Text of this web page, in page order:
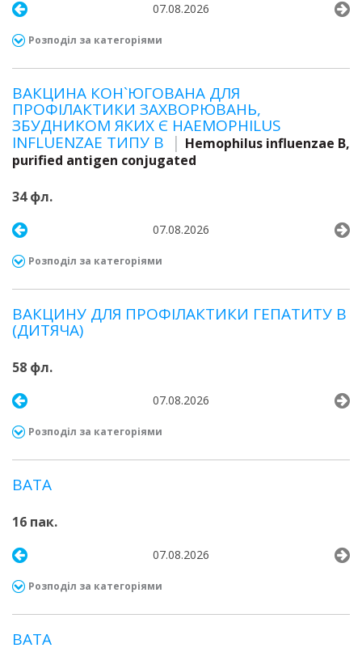
07.08.2026
Розподіл за категоріями
ВАКЦИНА КОН`ЮГОВАНА ДЛЯ
ПРОФІЛАКТИКИ ЗАХВОРЮВАНЬ,
ЗБУДНИКОМ ЯКИХ Є HAEMOPHILUS
INFLUENZAE ТИПУ B
Hemophilus influenzae B,
purified antigen conjugated
34 фл.
07.08.2026
Розподіл за категоріями
ВАКЦИНУ ДЛЯ ПРОФІЛАКТИКИ ГЕПАТИТУ В
(ДИТЯЧА)
58 фл.
07.08.2026
Розподіл за категоріями
ВАТА
16 пак.
07.08.2026
Розподіл за категоріями
ВАТА